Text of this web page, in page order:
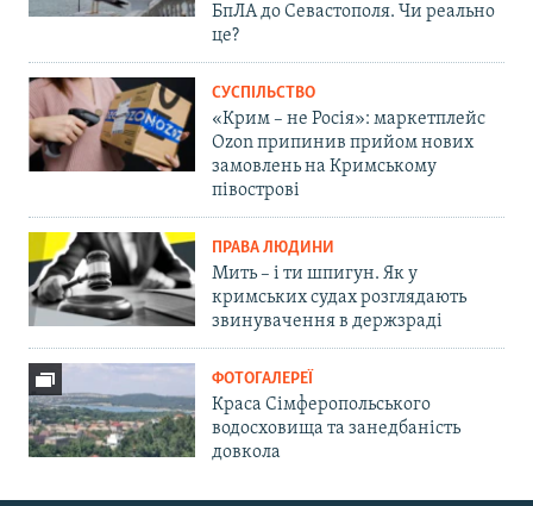
БпЛА до Севастополя. Чи реально
це?
СУСПІЛЬСТВО
«Крим – не Росія»: маркетплейс
Ozon припинив прийом нових
замовлень на Кримському
півострові
ПРАВА ЛЮДИНИ
Мить – і ти шпигун. Як у
кримських судах розглядають
звинувачення в держзраді
ФОТОГАЛЕРЕЇ
Краса Сімферопольського
водосховища та занедбаність
довкола